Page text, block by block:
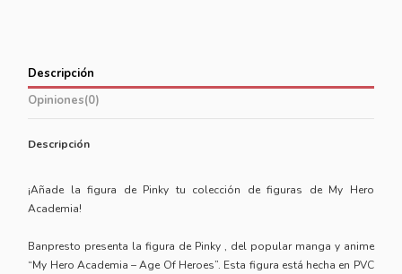
Descripción
Opiniones(0)
Descripción
¡Añade la figura de Pinky tu colección de figuras de My Hero
Academia!
Banpresto presenta la figura de Pinky , del popular manga y anime
“My Hero Academia – Age Of Heroes”. Esta figura está hecha en PVC